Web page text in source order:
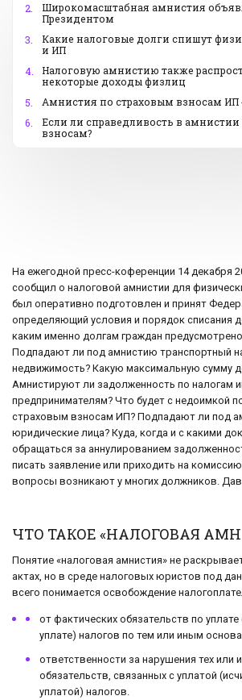
2.
Широкомасштабная амнистия
Президентом
3.
Какие налоговые долги спишут
и ИП
4.
Налоговую амнистию также
некоторые доходы физлиц
5.
Амнистия по страховым взносам ИП
6.
Если ли справедливость в
взносам?
На ежегодной пресс-коференции 14 декабря
сообщил о налоговой амнистии для
был оперативно подготовлен и принят
определяющий условия и порядок списания
каким именно долгам граждан
Подпадают ли под амнистию транспортный
недвижимость? Какую максимальную сумму
Амнистируют ли задолженность по налогам
предпринимателям? Что будет с недоимкой
страховым взносам ИП? Подпадают ли под
юридические лица? Куда, когда и с какими
обращаться за аннулированием
писать заявление или приходить на
вопросы возникают у многих должников.
ЧТО ТАКОЕ «НАЛОГОВАЯ
Понятие «налоговая амнистия» не
актах, но в среде налоговых юристов под
всего понимается освобождение
от фактических обязательств по
уплате) налогов по тем или иным
ответственности за нарушения тех или
обязательств, связанных с уплатой
уплатой) налогов.